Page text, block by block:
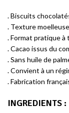
. Biscuits
. Texture
. Format pratique
. Cacao issus du
. Sans huile de
. Convient à un
. Fabrication
INGREDIENTS :